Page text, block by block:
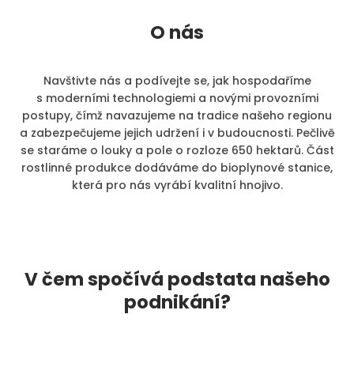
O nás
Navštivte nás a podívejte se, jak hospodaříme
s moderními technologiemi a novými provozními
postupy, čímž navazujeme na tradice našeho regionu
a zabezpečujeme jejich udržení i v budoucnosti. Pečlivě
se staráme o louky a pole o rozloze 650 hektarů. Část
rostlinné produkce dodáváme do bioplynové stanice,
která pro nás vyrábí kvalitní hnojivo.
V čem spočívá podstata našeho
podnikání?